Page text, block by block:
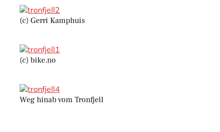
(c) Gerri Kamphuis
(c) bike.no
Weg hinab vom Tronfjell